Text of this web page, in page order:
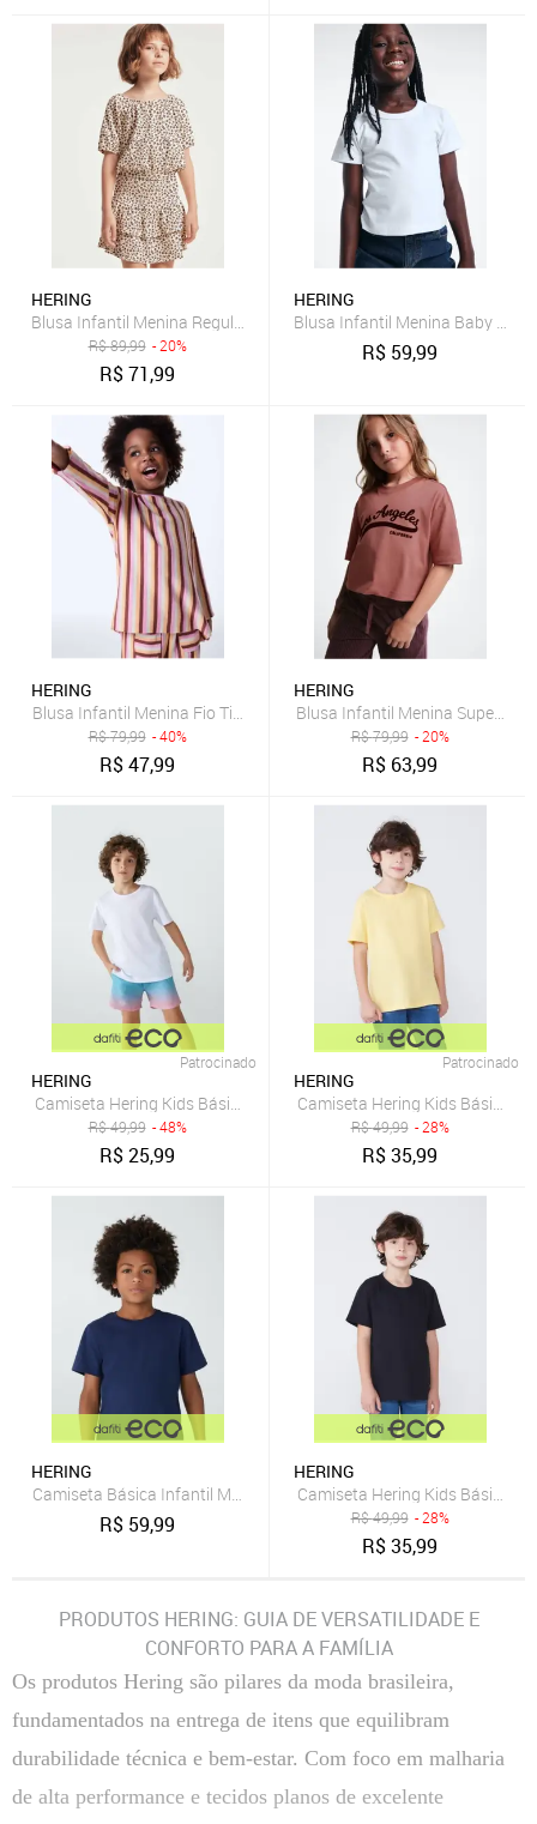
HERING
Blusa Infantil Menina Regular Estampada Hering
R$89,99 - 20%
R$71,99
HERING
Blusa Infantil Menina Baby Tee
R$ 59,99
HERING
Blusa Infantil Menina Fio Tinto Oversized
R$79,99 - 40%
R$47,99
HERING
Blusa Infantil Menina Super
R$79,99 - 20%
R$ 63,99
Patrocinado
HERING
Camiseta Hering Kids Básica Modelagem Tradicional BRANCO
R$49,99 - 48%
R$25,99
Patrocinado
HERING
R$49,99 - 28%
R$35,99
HERING
Camiseta Básica Infantil Menino Manga Curta Slim Tam 1 A 16 -
R$ 59,99
HERING
R$49,99 - 28%
R$35,99
PRODUTOS HERING: GUIA DE VERSATILIDADE E
CONFORTO PARA A FAMÍLIA
Os produtos Hering são pilares da moda brasileira,
fundamentados na entrega de itens que equilibram
durabilidade técnica e bem-estar. Com foco em malharia
de alta performance e tecidos planos de excelente